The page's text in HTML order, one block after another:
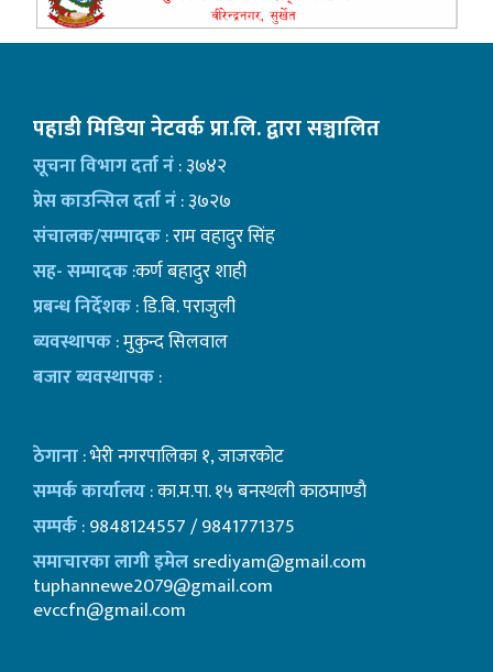
पहाडी मिडिया नेटवर्क प्रा.लि. द्वारा सञ्चालित
सूचना विभाग दर्ता नं: ३७४२
प्रेस काउन्सिल दर्ता नं: ३७२७
संचालक/सम्पादक: राम वहादुर सिंह
सह- सम्पादक:कर्ण बहादुर शाही
प्रबन्ध निर्देशक: डि.बि. पराजुली
ब्यवस्थापक: मुकुन्द सिलवाल
बजार ब्यवस्थापक:
ठेगाना: भेरी नगरपालिका १, जाजरकोट
सम्पर्क कार्यालय: का.म.पा. १५ बनस्थली काठमाण्डाै
सम्पर्क: 9848124557 / 9841771375
समाचारका लागी इमेलsrediyam@gmail.com
tuphannewe2079@gmail.com
evccfn@gmail.com